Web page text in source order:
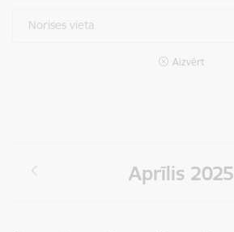
Norises vieta
Aizvērt
Aprīlis 2025